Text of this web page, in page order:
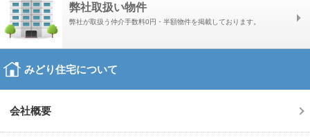
ータを識別する業界標準の技術）を使用することがあります。
■WEBサーバーで発生した問題の原因を突き止め解決するため
■WEBサイトや電子メール等の内容を、お客様によりご満足いただけるよ
■WEBサイトや電子メール等の内容を、お客様個々の利用に合わせてカス
タマイズするため
■個人を特定できない状態で、統計資料として利用するため
弊社取扱い物件
弊社が取扱う仲介手数料0円・半額物件を掲載しております。
みどり住宅について
会社概要